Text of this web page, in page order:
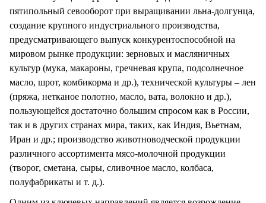
пятипольный севооборот при выращивании льна-долгунца,
создание крупного индустриального производства,
предусматривающего выпуск конкурентоспособной на
мировом рынке продукции: зерновых и масляничных
культур (мука, макароны, гречневая крупа, подсолнечное
масло, шрот, комбикорма и др.), технической культуры – лен
(пряжа, нетканое полотно, масло, вата, волокно и др.),
пользующейся достаточно большим спросом как в России,
так и в других странах мира, таких, как Индия, Вьетнам,
Иран и др.; производство животноводческой продукции
различного ассортимента мясо-молочной продукции
(творог, сметана, сыры, сливочное масло, колбаса,
полуфабрикаты и т. д.).